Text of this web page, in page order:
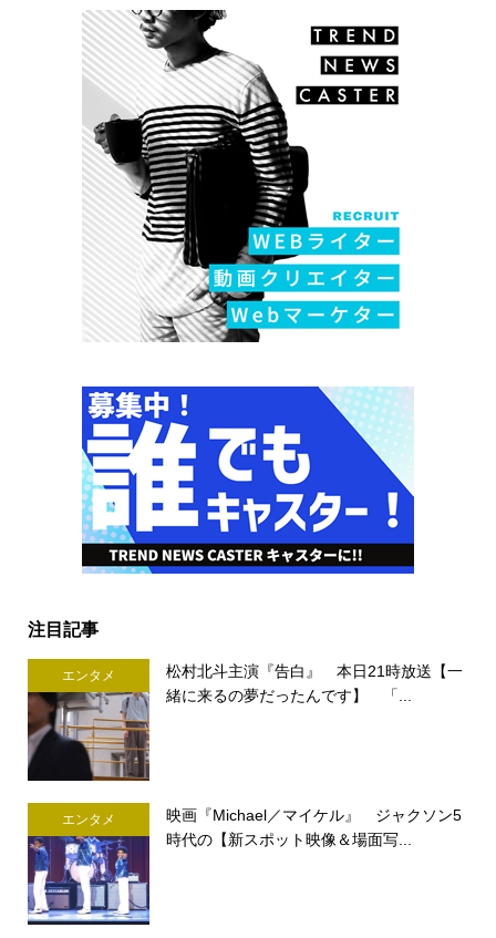
注目記事
エンタメ
松村北斗主演『告白』 本日21時放送【一
緒に来るの夢だったんです】 「...
エンタメ
映画『Michael／マイケル』 ジャクソン5
時代の【新スポット映像＆場面写...